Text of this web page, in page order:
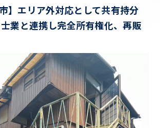
】エリア外対応として共有持分
業と連携し完全所有権化、再販